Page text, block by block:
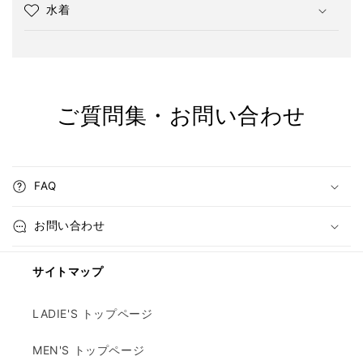
水着
ご質問集・お問い合わせ
FAQ
お問い合わせ
サイトマップ
LADIE'S トップページ
MEN'S トップページ